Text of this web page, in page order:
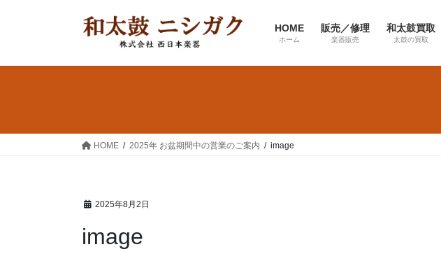
HOME
ホーム
販売／修理
楽器販売
和太鼓買取
太鼓の買取
HOME 2025年 お盆期間中の営業のご案内 image
2025年8月2日
image